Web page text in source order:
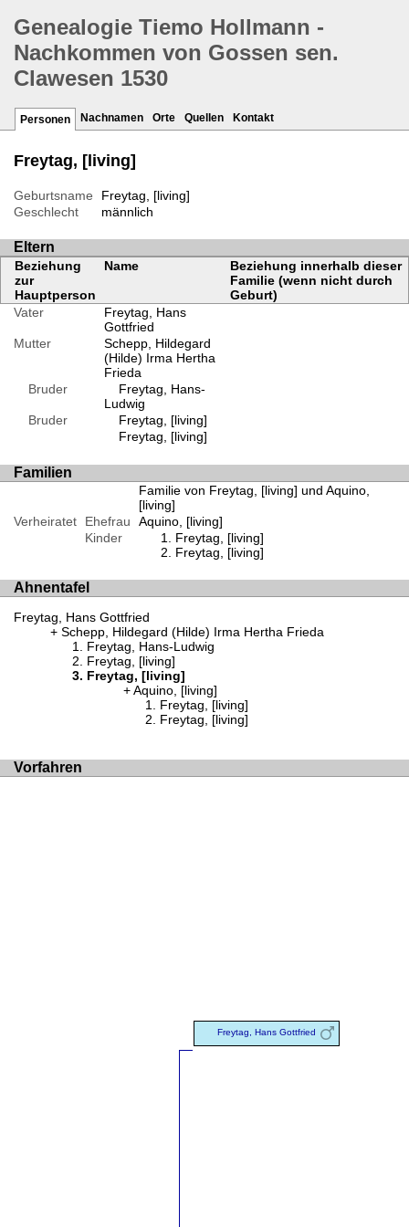
Genealogie Tiemo Hollmann -
Nachkommen von Gossen sen.
Clawesen 1530
Personen Nachnamen Orte Quellen Kontakt
Freytag, [living]
Geburtsname
Freytag, [living]
Geschlecht
männlich
Eltern
Beziehung
zur
Hauptperson
Name
Beziehung innerhalb dieser
Familie (wenn nicht durch
Geburt)
Vater
Freytag, Hans
Gottfried
Mutter
Schepp, Hildegard
(Hilde) Irma Hertha
Frieda
Bruder
Freytag, Hans-
Ludwig
Bruder
Freytag, [living]
Freytag, [living]
Familien
Familie von Freytag, [living] und Aquino,
[living]
Verheiratet
Ehefrau
Aquino, [living]
Kinder
Freytag, [living]
Freytag, [living]
Ahnentafel
Freytag, Hans Gottfried
Schepp, Hildegard (Hilde) Irma Hertha Frieda
Freytag, Hans-Ludwig
Freytag, [living]
Freytag, [living]
Aquino, [living]
Freytag, [living]
Freytag, [living]
Vorfahren
Freytag, Hans Gottfried